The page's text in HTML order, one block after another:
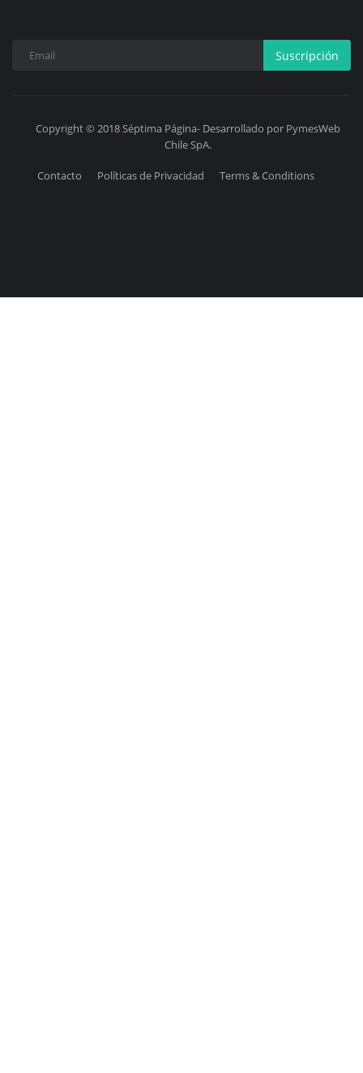
Suscripción
Copyright © 2018 Séptima Página- Desarrollado por PymesWeb
Chile SpA.
Contacto Políticas de Privacidad Terms & Conditions